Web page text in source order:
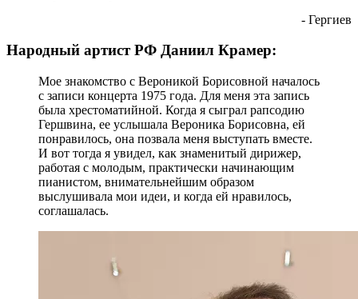
- Гергиев
Народный артист РФ Даниил Крамер:
Мое знакомство с Вероникой Борисовной началось
с записи концерта 1975 года. Для меня эта запись
была хрестоматийной. Когда я сыграл рапсодию
Гершвина, ее услышала Вероника Борисовна, ей
понравилось, она позвала меня выступать вместе.
И вот тогда я увидел, как знаменитый дирижер,
работая с молодым, практически начинающим
пианистом, внимательнейшим образом
выслушивала мои идеи, и когда ей нравилось,
соглашалась.